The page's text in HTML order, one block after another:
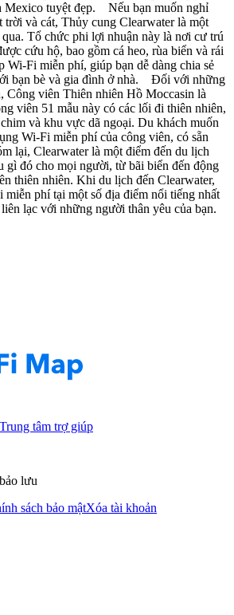
Mexico tuyệt đẹp. Nếu bạn muốn nghỉ
trời và cát, Thủy cung Clearwater là một
Tổ chức phi lợi nhuận này là nơi cư trú
cứu hộ, bao gồm cá heo, rùa biển và rái
Wi-Fi miễn phí, giúp bạn dễ dàng chia sẻ
bạn bè và gia đình ở nhà. Đối với những
Công viên Thiên nhiên Hồ Moccasin là
viên 51 mẫu này có các lối đi thiên nhiên,
và khu vực dã ngoại. Du khách muốn
Wi-Fi miễn phí của công viên, có sẵn
lại, Clearwater là một điểm đến du lịch
gì đó cho mọi người, từ bãi biển đến động
thiên nhiên. Khi du lịch đến Clearwater,
miễn phí tại một số địa điểm nổi tiếng nhất
lạc với những người thân yêu của bạn.
Trung tâm trợ giúp
lưu
sách bảo mậtXóa tài khoản